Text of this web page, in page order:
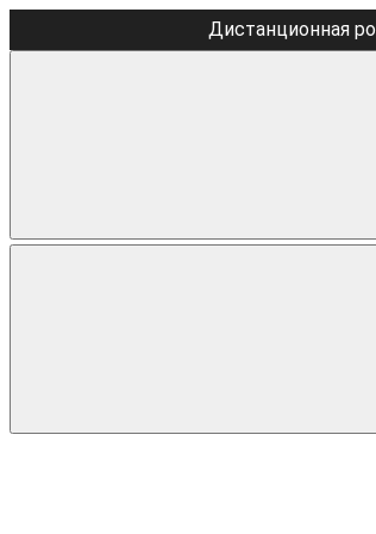
Дистанционная